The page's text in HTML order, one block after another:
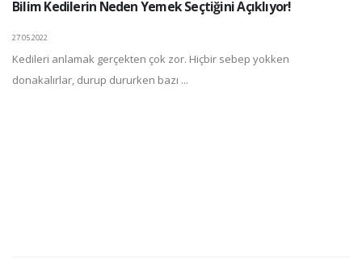
Bilim Kedilerin Neden Yemek Seçtiğini Açıklıyor!
27.05.2022
Kedileri anlamak gerçekten çok zor. Hiçbir sebep yokken
donakalırlar, durup dururken bazı ...